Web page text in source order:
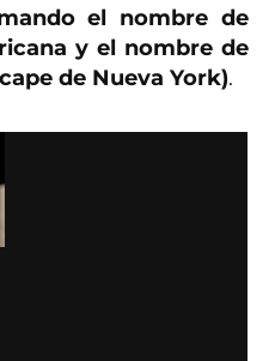
el nombre de
y el nombre de
de Nueva York).